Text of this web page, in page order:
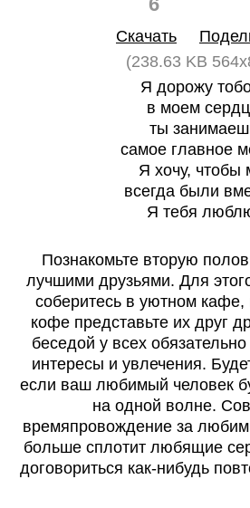
Скачать
(238.63 KB
Я дорожу
в моем
ты
самое главное
Я хочу, чтобы
всегда были
Я тебя
Познакомьте вторую
лучшими друзьями. Для
соберитесь в уютном кафе,
кофе представьте их друг
беседой у всех
интересы и увлечения.
если ваш любимый человек
на одной волне.
времяпровождение за
больше сплотит любящие
договориться как-нибудь